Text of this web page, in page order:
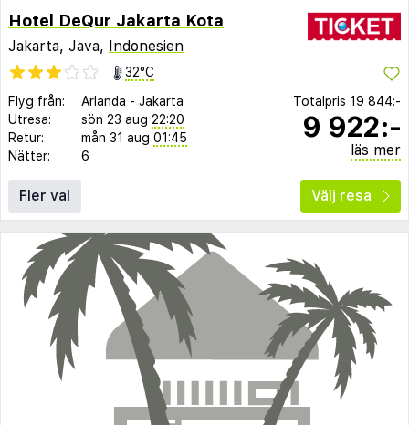
Hotel DeQur Jakarta Kota
Jakarta, Java, Indonesien
32°C
Flyg från:
Arlanda - Jakarta
Utresa:
sön 23 aug 22:20
Retur:
mån 31 aug 01:45
Nätter:
6
Totalpris 19 844:-
9 922:-
läs mer
Fler val Välj resa